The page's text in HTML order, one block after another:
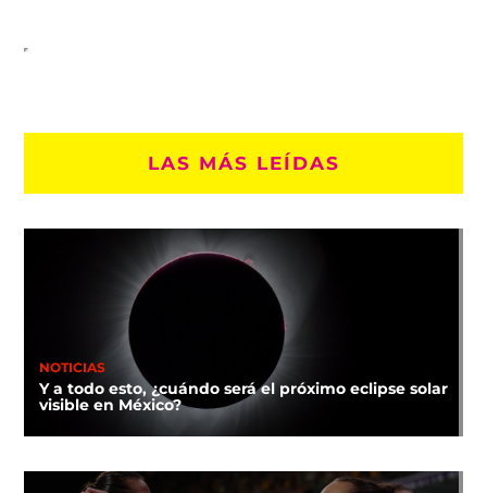
LAS MÁS LEÍDAS
NOTICIAS
Y a todo esto, ¿cuándo será el próximo eclipse solar
visible en México?